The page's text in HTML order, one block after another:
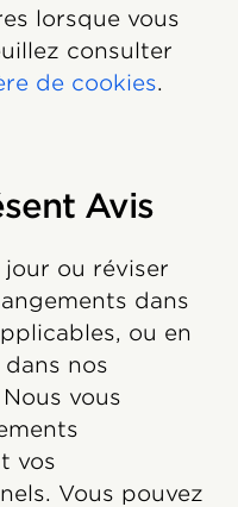
lorsque vous
consulter
de cookies.
Avis
ou réviser
dans
ou en
nos
vous
vos
Vous pouvez